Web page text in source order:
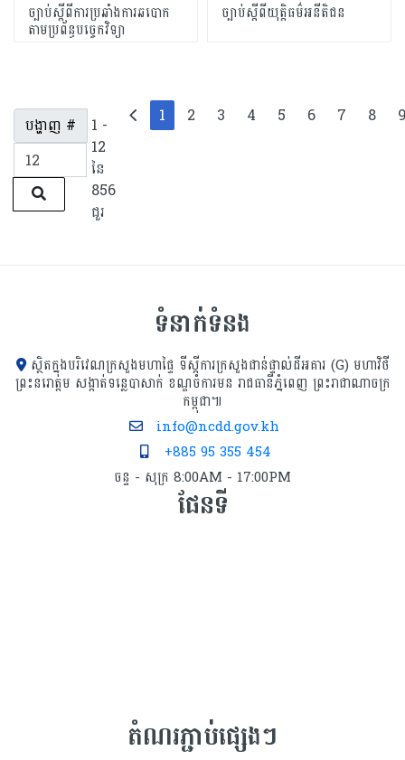
ច្បាប់ស្ដីពីការប្រឆាំងការឆបោក
តាមប្រព័ន្ធបច្ចេកវិទ្យា
ច្បាប់ស្តីពីយុត្តិធម៌អនីតិជន
បង្ហាញ #
1 -
12
នៃ
856
ជួរ
1 2 3 4 5 6 7 8
ទំនាក់ទំនង
ស្ថិតក្នុងបរិវេណក្រសួងមហាផ្ទៃ ទីស្ដីការក្រសួង​ជាន់ផ្ទាល់ដីអគារ (G) មហាវិថី
ព្រះនរោត្តម សង្កាត់ទន្លេបាសាក់ ខណ្ឌចំការមន រាជធានីភ្នំពេញ ព្រះរាជាណាចក្រ
កម្ពុជា៕
info@ncdd.gov.kh
+885 95 355 454
ចន្ទ - សុក្រ 8:00AM - 17:00PM
ផែនទី
តំណរភ្ជាប់ផ្សេងៗ